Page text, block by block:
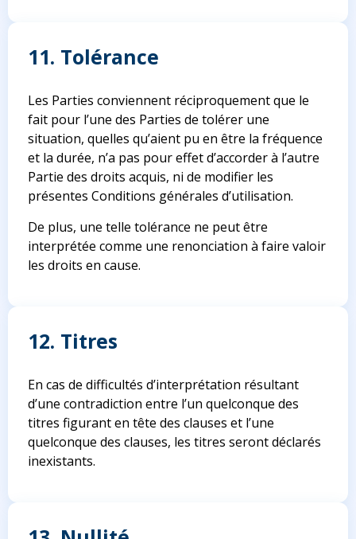
11. Tolérance
Les Parties conviennent réciproquement que le
fait pour l’une des Parties de tolérer une
situation, quelles qu’aient pu en être la fréquence
et la durée, n’a pas pour effet d’accorder à l’autre
Partie des droits acquis, ni de modifier les
présentes Conditions générales d’utilisation.
De plus, une telle tolérance ne peut être
interprétée comme une renonciation à faire valoir
les droits en cause.
12. Titres
En cas de difficultés d’interprétation résultant
d’une contradiction entre l’un quelconque des
titres figurant en tête des clauses et l’une
quelconque des clauses, les titres seront déclarés
inexistants.